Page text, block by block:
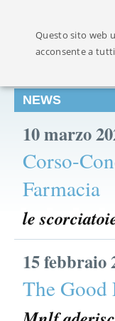
NEWS
10 marzo
Corso-
Farmacia
le
15 febbraio
The Good
Questo sito web
acconsente a